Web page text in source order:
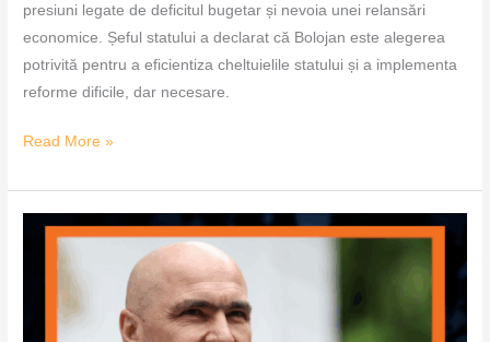
presiuni legate de deficitul bugetar și nevoia unei relansări
economice. Șeful statului a declarat că Bolojan este alegerea
potrivită pentru a eficientiza cheltuielile statului și a implementa
reforme dificile, dar necesare.
Read More »
Bolojan,
premier